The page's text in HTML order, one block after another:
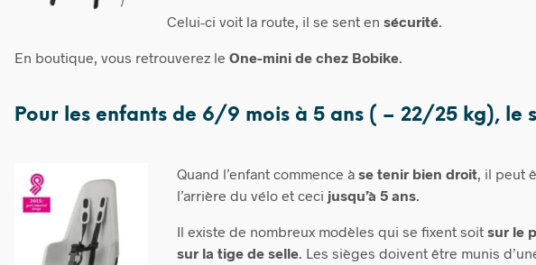
Celui-ci voit la route, il se sent en sécurité.
En boutique, vous retrouverez le One-mini de chez Bobike.
Pour les enfants de 6/9 mois à 5 ans ( – 22/25 kg), le
Quand l’enfant commence à se tenir bien droit, il peut
l’arrière du vélo et ceci jusqu’à 5 ans.
Il existe de nombreux modèles qui se fixent soit sur le
sur la tige de selle. Les sièges doivent être munis